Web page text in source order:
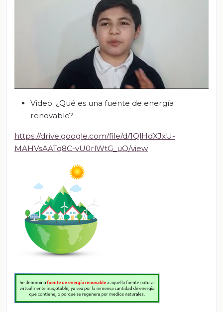
Video. ¿Qué es una fuente de energía
renovable?
https://drive.google.com/file/d/1QlHdXJxU-
MAHVsAATq8C-vU0rlWtG_uO/view